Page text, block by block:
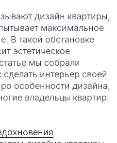
дизайн квартиры,
максимальное
В такой обстановке
эстетическое
мы собрали
интерьер своей
особенности дизайна,
владельцы квартир.